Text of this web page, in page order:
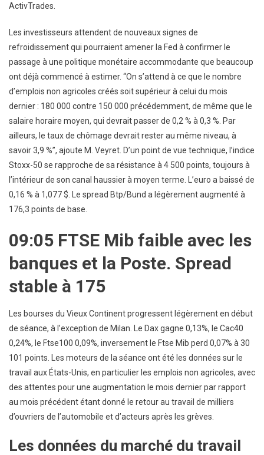
ActivTrades.
Les investisseurs attendent de nouveaux signes de
refroidissement qui pourraient amener la Fed à confirmer le
passage à une politique monétaire accommodante que beaucoup
ont déjà commencé à estimer. “On s’attend à ce que le nombre
d’emplois non agricoles créés soit supérieur à celui du mois
dernier : 180 000 contre 150 000 précédemment, de même que le
salaire horaire moyen, qui devrait passer de 0,2 % à 0,3 %. Par
ailleurs, le taux de chômage devrait rester au même niveau, à
savoir 3,9 %”, ajoute M. Veyret. D’un point de vue technique, l’indice
Stoxx-50 se rapproche de sa résistance à 4 500 points, toujours à
l’intérieur de son canal haussier à moyen terme. L’euro a baissé de
0,16 % à 1,077 $. Le spread Btp/Bund a légèrement augmenté à
176,3 points de base.
09:05 FTSE Mib faible avec les
banques et la Poste. Spread
stable à 175
Les bourses du Vieux Continent progressent légèrement en début
de séance, à l’exception de Milan. Le Dax gagne 0,13%, le Cac40
0,24%, le Ftse100 0,09%, inversement le Ftse Mib perd 0,07% à 30
101 points. Les moteurs de la séance ont été les données sur le
travail aux États-Unis, en particulier les emplois non agricoles, avec
des attentes pour une augmentation le mois dernier par rapport
au mois précédent étant donné le retour au travail de milliers
d’ouvriers de l’automobile et d’acteurs après les grèves.
Les données du marché du travail